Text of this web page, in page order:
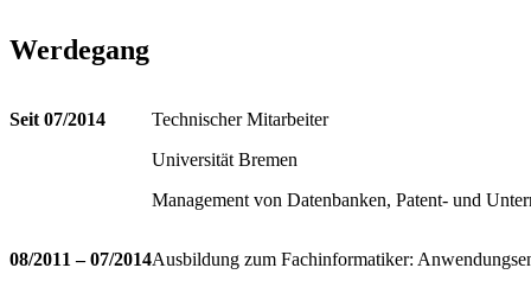
Werdegang
Seit 07/2014
Technischer Mitarbeiter
Universität Bremen
Management von Datenbanken, Patent- und
08/2011 – 07/2014Ausbildung zum Fachinformatiker: